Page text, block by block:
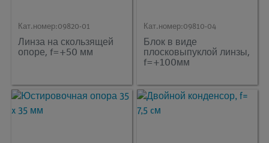
Кат.номер:09820-01
Линза на скользящей
опоре, f=+50 мм
Кат.номер:09810-04
Блок в виде
плосковыпуклой линзы,
f=+100мм